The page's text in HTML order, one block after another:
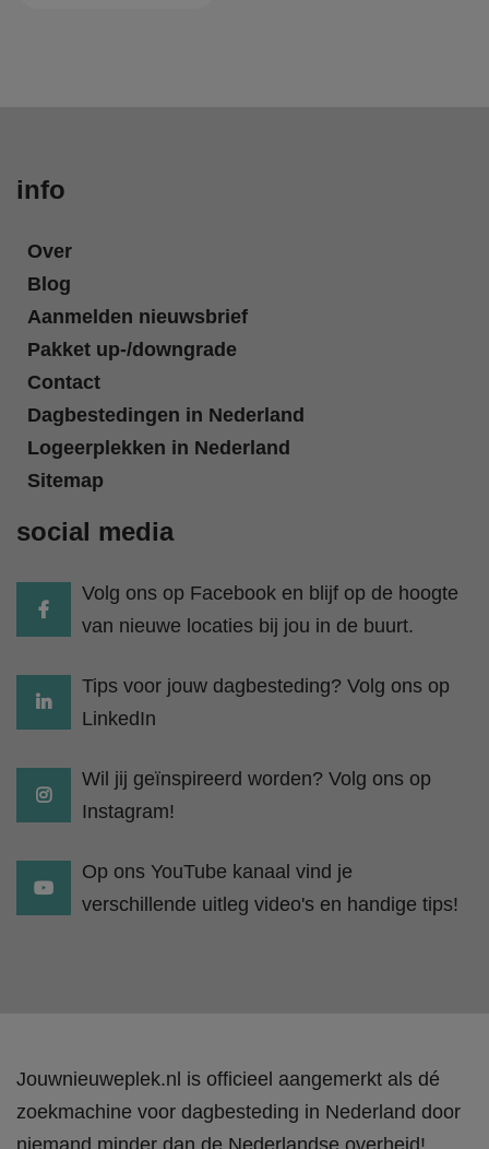
info
Over
Blog
Aanmelden nieuwsbrief
Pakket up-/downgrade
Contact
Dagbestedingen in Nederland
Logeerplekken in Nederland
Sitemap
social media
Volg ons op Facebook en blijf op de hoogte
van nieuwe locaties bij jou in de buurt.
Tips voor jouw dagbesteding? Volg ons op
LinkedIn
Wil jij geïnspireerd worden? Volg ons op
Instagram!
Op ons YouTube kanaal vind je
verschillende uitleg video's en handige tips!
Jouwnieuweplek.nl is officieel aangemerkt als dé
zoekmachine voor dagbesteding in Nederland door
niemand minder dan de Nederlandse overheid!